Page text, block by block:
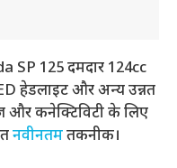
SP 125 दमदार 124cc
हेडलाइट और अन्य उन्नत
और कनेक्टिविटी के लिए
नवीनतमतकनीक।